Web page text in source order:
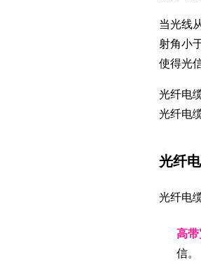
当光线
射角小
使得光
光纤电
光纤电
光纤
光纤电
高带
信。